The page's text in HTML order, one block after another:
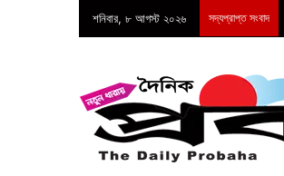
শনিবার, ৮ আগস্ট ২০২৬ সদ্যপ্রাপ্ত সংবাদ